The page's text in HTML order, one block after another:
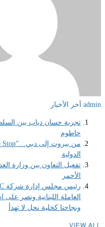
admin اَخر الأخبار
تجربة حسان دياب بين
حاطوم
الدولية
تفعيل التعاون بين وزارة
الأحمر
العاملة اللبنانية ونصر على
ونجاحنا كخلية نحل لا تهدأ
VIEW ALL